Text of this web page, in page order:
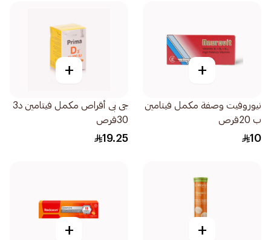
+
نيوروفيت وصفة مكمل فيتامين
ب 20قرص
10
+
جى بى أقراص مكمل فيتامين د3
30قرص
19.25
+
+